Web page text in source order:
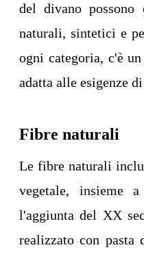
del divano
naturali, sintetici e
ogni categoria, c'è
adatta alle esigenze
Fibre naturali
Le fibre naturali
vegetale, insieme
l'aggiunta del XX
realizzato con pasta